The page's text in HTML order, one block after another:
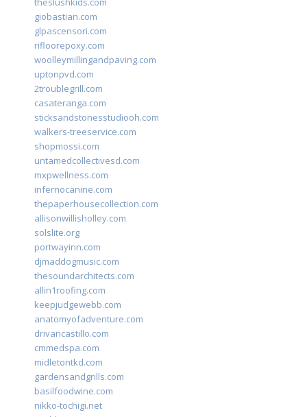
giobastian.com
glpascensori.com
rifloorepoxy.com
woolleymillingandpaving.com
uptonpvd.com
2troublegrill.com
casateranga.com
sticksandstonesstudiooh.com
walkers-treeservice.com
shopmossi.com
untamedcollectivesd.com
mxpwellness.com
infernocanine.com
thepaperhousecollection.com
allisonwillisholley.com
solslite.org
portwayinn.com
djmaddogmusic.com
thesoundarchitects.com
allin1roofing.com
keepjudgewebb.com
anatomyofadventure.com
drivancastillo.com
cmmedspa.com
midletontkd.com
gardensandgrills.com
basilfoodwine.com
nikko-tochigi.net